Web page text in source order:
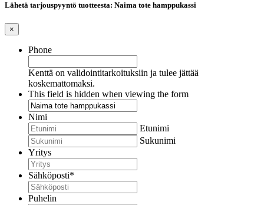
Lähetä tarjouspyyntö tuotteesta: Naima tote hamppukassi
×
Phone
Kenttä on validointitarkoituksiin ja tulee jättää
koskemattomaksi.
This field is hidden when viewing the form
Nimi
Etunimi
Sukunimi
Yritys
Sähköposti*
Puhelin